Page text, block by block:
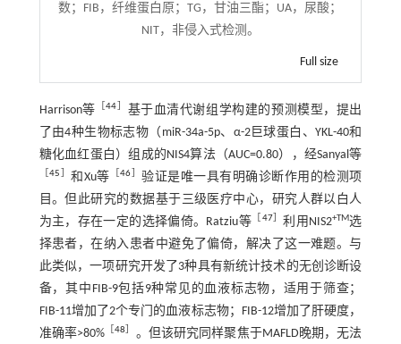
数；FIB，纤维蛋白原；TG，甘油三酯；UA，尿酸；
NIT，非侵入式检测。
Full size
Harrison等 ［44
基于血清代谢组学构建的预测模型，提出
了由4种生物标志物（miR-34a-5p、α-2巨球蛋白、YKL-40和
糖化血红蛋白）组成的NIS4算法（AUC=0.80），经Sanyal等
［45 ］和Xu等 ［46
验证是唯一具有明确诊断作用的检测项
目。但此研究的数据基于三级医疗中心，研究人群以白人
为主，存在一定的选择偏倚。Ratziu等
47］利用NIS2+TM选
择患者，在纳入患者中避免了偏倚，解决了这一难题。与
此类似，一项研究开发了3种具有新统计技术的无创诊断设
备，其中FIB-9包括9种常见的血液标志物，适用于筛查；
FIB-11增加了2个专门的血液标志物；FIB-12增加了肝硬度，
准确率>80% ［48
。但该研究同样聚焦于MAFLD晚期，无法